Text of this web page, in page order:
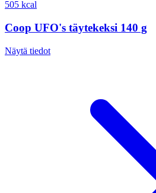
505 kcal
Coop UFO's täytekeksi 140 g
Näytä tiedot